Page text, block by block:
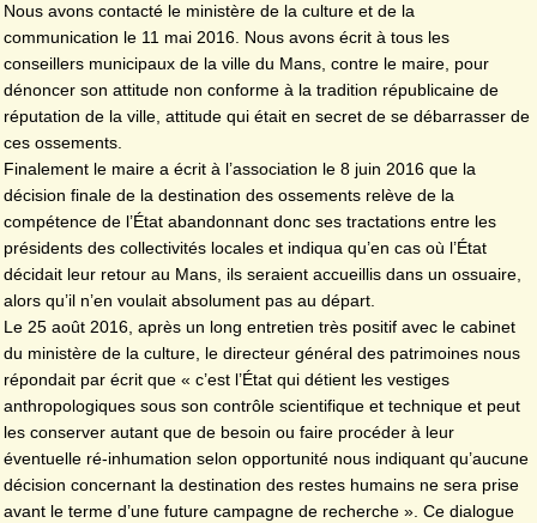
Nous avons contacté le ministère de la culture et de la
communication le 11 mai 2016. Nous avons écrit à tous les
conseillers municipaux de la ville du Mans, contre le maire, pour
dénoncer son attitude non conforme à la tradition républicaine de
réputation de la ville, attitude qui était en secret de se débarrasser de
ces ossements.
Finalement le maire a écrit à l’association le 8 juin 2016 que la
décision finale de la destination des ossements relève de la
compétence de l’État abandonnant donc ses tractations entre les
présidents des collectivités locales et indiqua qu’en cas où l’État
décidait leur retour au Mans, ils seraient accueillis dans un ossuaire,
alors qu’il n’en voulait absolument pas au départ.
Le 25 août 2016, après un long entretien très positif avec le cabinet
du ministère de la culture, le directeur général des patrimoines nous
répondait par écrit que « c’est l’État qui détient les vestiges
anthropologiques sous son contrôle scientifique et technique et peut
les conserver autant que de besoin ou faire procéder à leur
éventuelle ré-inhumation selon opportunité nous indiquant qu’aucune
décision concernant la destination des restes humains ne sera prise
avant le terme d’une future campagne de recherche ». Ce dialogue